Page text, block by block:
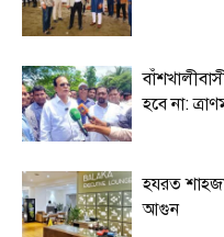
হবে না:
হযরত
আগুন